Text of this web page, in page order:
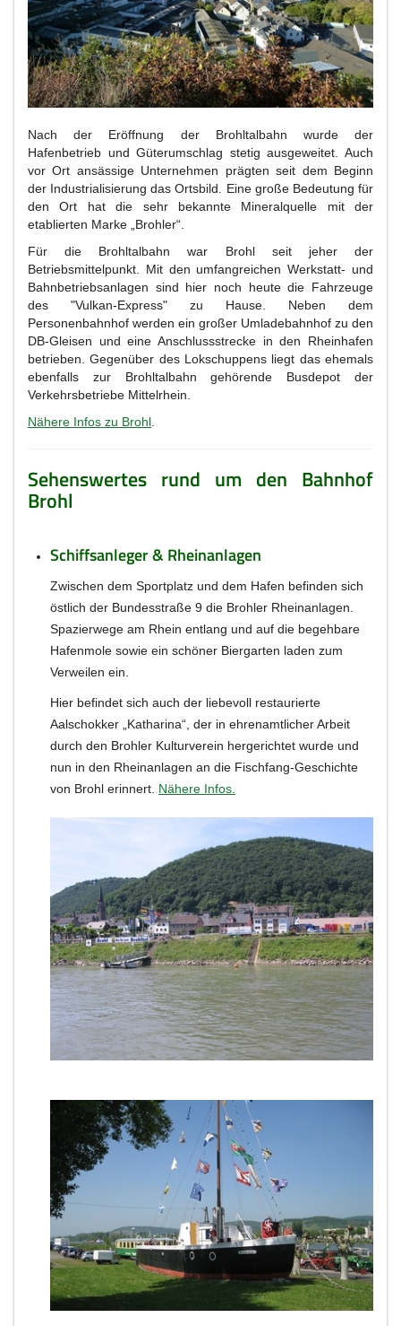
Nach der Eröffnung der Brohltalbahn wurde der
Hafenbetrieb und Güterumschlag stetig ausgeweitet. Auch
vor Ort ansässige Unternehmen prägten seit dem Beginn
der Industrialisierung das Ortsbild. Eine große Bedeutung für
den Ort hat die sehr bekannte Mineralquelle mit der
etablierten Marke „Brohler“.
Für die Brohltalbahn war Brohl seit jeher der
Betriebsmittelpunkt. Mit den umfangreichen Werkstatt- und
Bahnbetriebsanlagen sind hier noch heute die Fahrzeuge
des "Vulkan-Express" zu Hause. Neben dem
Personenbahnhof werden ein großer Umladebahnhof zu den
DB-Gleisen und eine Anschlussstrecke in den Rheinhafen
betrieben. Gegenüber des Lokschuppens liegt das ehemals
ebenfalls zur Brohltalbahn gehörende Busdepot der
Verkehrsbetriebe Mittelrhein.
Nähere Infos zu Brohl
Sehenswertes rund um den Bahnhof
Brohl
Schiffsanleger & Rheinanlagen
Zwischen dem Sportplatz und dem Hafen befinden sich
östlich der Bundesstraße 9 die Brohler Rheinanlagen.
Spazierwege am Rhein entlang und auf die begehbare
Hafenmole sowie ein schöner Biergarten laden zum
Verweilen ein.
Hier befindet sich auch der liebevoll restaurierte
Aalschokker „Katharina“, der in ehrenamtlicher Arbeit
durch den Brohler Kulturverein hergerichtet wurde und
nun in den Rheinanlagen an die Fischfang-Geschichte
von Brohl erinnert. Nähere Infos.